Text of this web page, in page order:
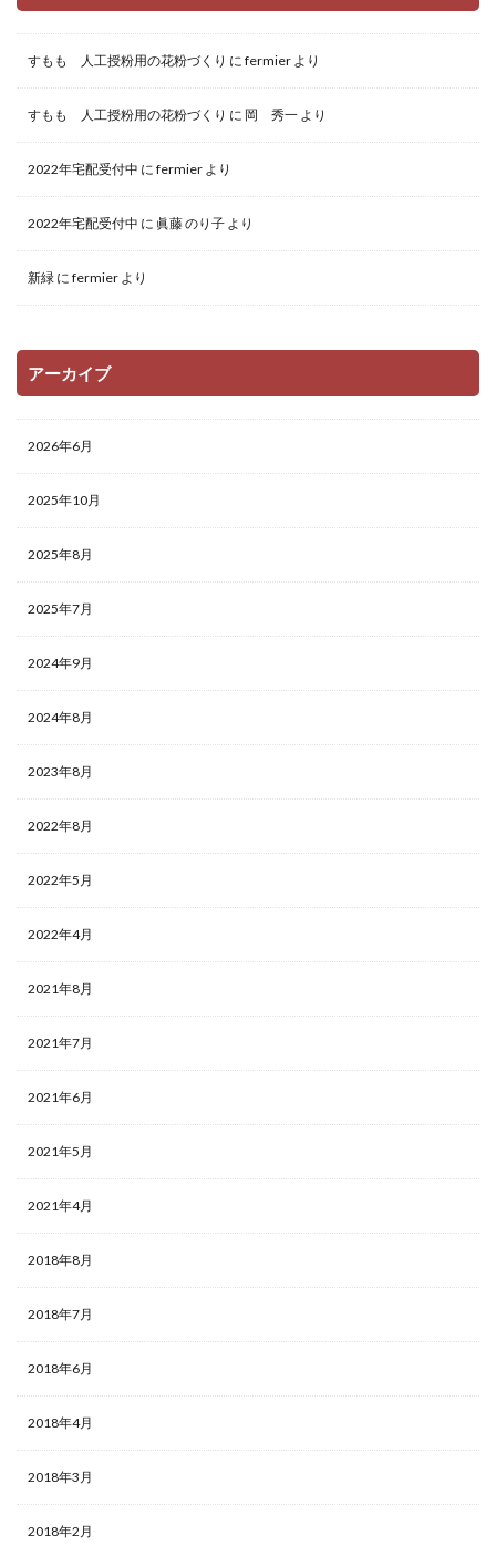
すもも 人工授粉用の花粉づくり に fermier より
すもも 人工授粉用の花粉づくり に 岡 秀一 より
2022年宅配受付中 に fermier より
2022年宅配受付中 に 眞藤 のり子 より
新緑 に fermier より
アーカイブ
2026年6月
2025年10月
2025年8月
2025年7月
2024年9月
2024年8月
2023年8月
2022年8月
2022年5月
2022年4月
2021年8月
2021年7月
2021年6月
2021年5月
2021年4月
2018年8月
2018年7月
2018年6月
2018年4月
2018年3月
2018年2月